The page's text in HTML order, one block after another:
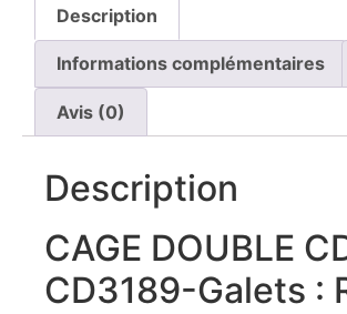
Description
Informations complémentaires
Avis (0)
Description
CAGE DOUBLE
CD3189-Galets :